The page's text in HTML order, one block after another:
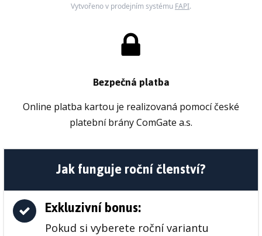
Vytvořeno v prodejním systému FAPI.
Bezpečná platba
Online platba kartou je realizovaná pomocí české
platební brány ComGate a.s.
Jak funguje roční členství?
Exkluzivní bonus:
Pokud si vyberete roční variantu